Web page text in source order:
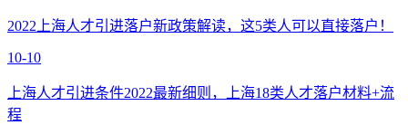
2022上海人才引进落户新政策解读，这5类人可以直接落户！
10-10
上海人才引进条件2022最新细则，上海18类人才落户材料+流
程